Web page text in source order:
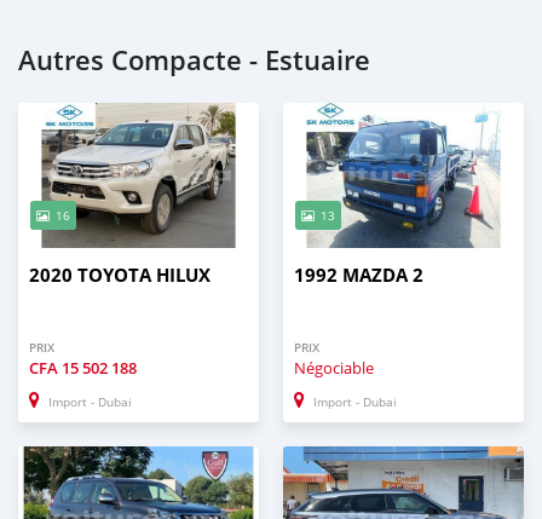
Autres Compacte - Estuaire
16
2020 TOYOTA HILUX
PRIX
CFA 15 502 188
Import - Dubai
13
1992 MAZDA 2
PRIX
Négociable
Import - Dubai